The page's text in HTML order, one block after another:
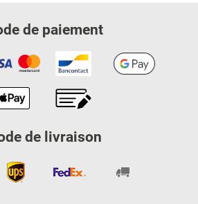
de paiement
de livraison